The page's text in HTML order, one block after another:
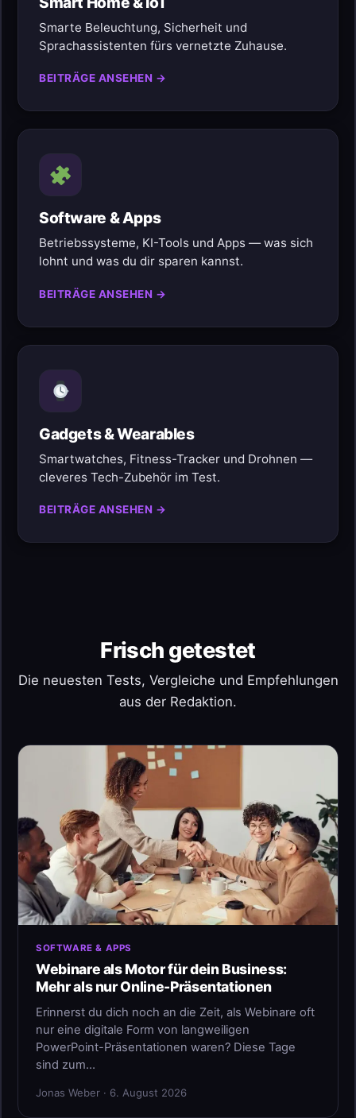
Smarte Beleuchtung, Sicherheit und
Sprachassistenten fürs vernetzte Zuhause.
BEITRÄGE ANSEHEN →
Software & Apps
Betriebssysteme, KI-Tools und Apps — was sich
lohnt und was du dir sparen kannst.
BEITRÄGE ANSEHEN →
Gadgets & Wearables
Smartwatches, Fitness-Tracker und Drohnen —
cleveres Tech-Zubehör im Test.
BEITRÄGE ANSEHEN →
Frisch getestet
Die neuesten Tests, Vergleiche und Empfehlungen
aus der Redaktion.
SOFTWARE & APPS
Webinare als Motor für dein Business:
Mehr als nur Online-Präsentationen
Erinnerst du dich noch an die Zeit, als Webinare oft
nur eine digitale Form von langweiligen
PowerPoint-Präsentationen waren? Diese Tage
sind zum…
Jonas Weber · 6. August 2026